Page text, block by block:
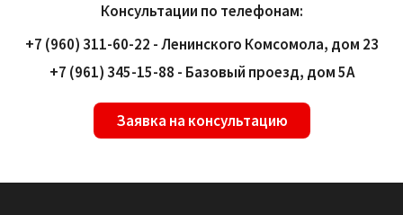
Консультации по телефонам:
+7 (960) 311-60-22 - Ленинского Комсомола, дом 23
+7 (961) 345-15-88 - Базовый проезд, дом 5А
Заявка на консультацию